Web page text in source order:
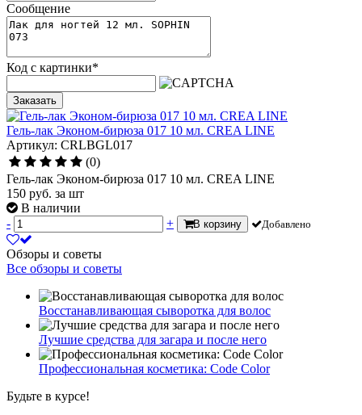
Сообщение
Код с картинки*
Заказать
Гель-лак Эконом-бирюза 017 10 мл. CREA LINE
Артикул: CRLBGL017
(0)
Гель-лак Эконом-бирюза 017 10 мл. CREA LINE
150 руб. за шт
В наличии
-
+ В корзину Добавлено
Обзоры и советы
Все обзоры и советы
Восстанавливающая сыворотка для волос
Лучшие средства для загара и после него
Профессиональная косметика: Code Color
Будьте в курсе!